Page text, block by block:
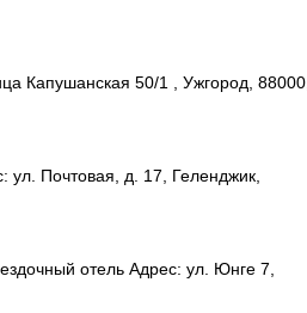
Капушанская 50/1 , Ужгород, 88000,
ул. Почтовая, д. 17, Геленджик,
отель Адрес: ул. Юнге 7,